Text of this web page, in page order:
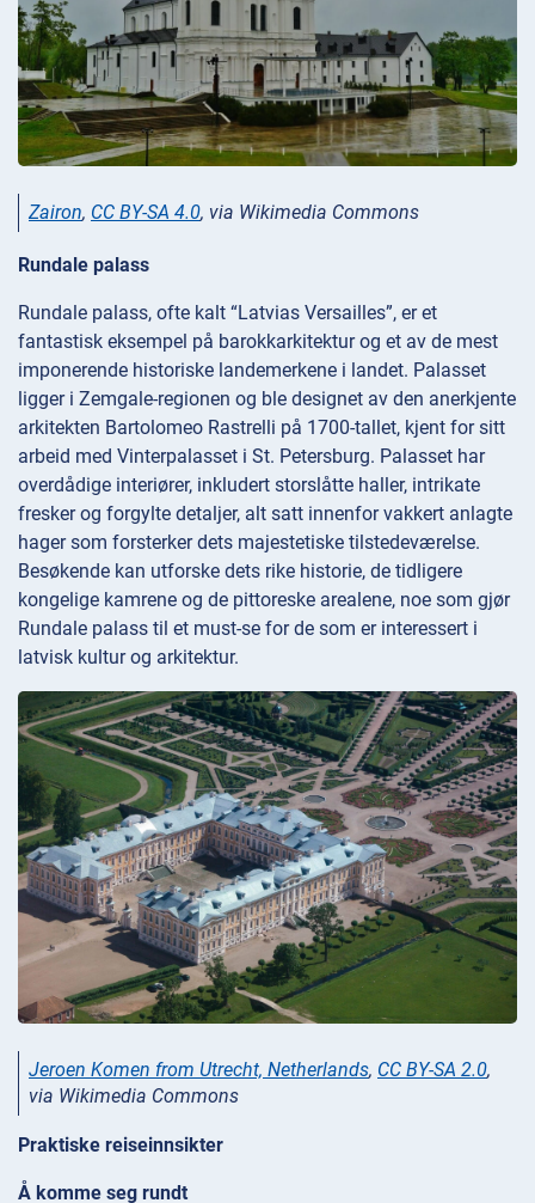
Zairon, CC BY-SA 4.0, via Wikimedia Commons
Rundale palass
Rundale palass, ofte kalt “Latvias Versailles”, er et
fantastisk eksempel på barokkarkitektur og et av de mest
imponerende historiske landemerkene i landet. Palasset
ligger i Zemgale-regionen og ble designet av den anerkjente
arkitekten Bartolomeo Rastrelli på 1700-tallet, kjent for sitt
arbeid med Vinterpalasset i St. Petersburg. Palasset har
overdådige interiører, inkludert storslåtte haller, intrikate
fresker og forgylte detaljer, alt satt innenfor vakkert anlagte
hager som forsterker dets majestetiske tilstedeværelse.
Besøkende kan utforske dets rike historie, de tidligere
kongelige kamrene og de pittoreske arealene, noe som gjør
Rundale palass til et must-se for de som er interessert i
latvisk kultur og arkitektur.
Jeroen Komen from Utrecht, Netherlands, CC BY-SA 2.0,
via Wikimedia Commons
Praktiske reiseinnsikter
Å komme seg rundt